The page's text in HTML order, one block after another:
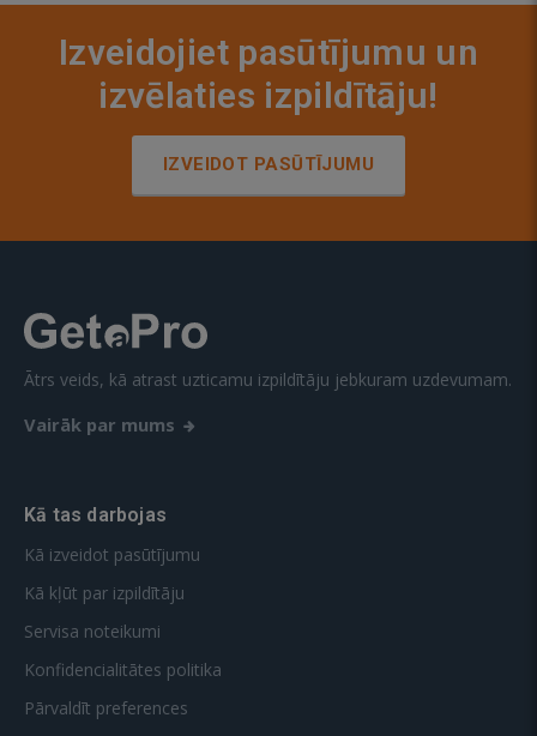
Izveidojiet pasūtījumu un
izvēlaties izpildītāju!
IZVEIDOT PASŪTĪJUMU
Ātrs veids, kā atrast uzticamu izpildītāju jebkuram uzdevumam.
Vairāk par mums
Kā tas darbojas
Kā izveidot pasūtījumu
Kā kļūt par izpildītāju
Servisa noteikumi
Konfidencialitātes politika
Pārvaldīt preferences